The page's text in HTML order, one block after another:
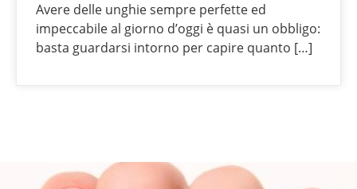
Avere delle unghie sempre perfette ed
impeccabile al giorno d’oggi è quasi un obbligo:
basta guardarsi intorno per capire quanto […]